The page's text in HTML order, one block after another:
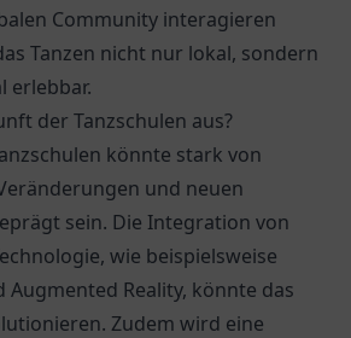
Community interagieren
Tanzen nicht nur lokal, sondern
erlebbar.
der Tanzschulen aus?
könnte stark von
und neuen
sein. Die Integration von
wie beispielsweise
Augmented Reality, könnte das
Zudem wird eine